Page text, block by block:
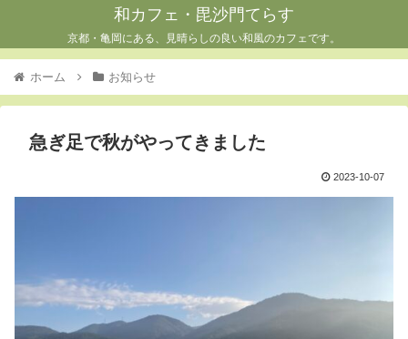
和カフェ・毘沙門てらす
京都・亀岡にある、見晴らしの良い和風のカフェです。
ホーム お知らせ
急ぎ足で秋がやってきました
2023-10-07